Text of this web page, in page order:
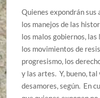
Quienes expondrán
los manejos de las
los malos gobiernos,
los movimientos de
progresismo, los
y las artes. Y, bueno, tal
desamores, según. En